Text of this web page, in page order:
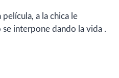
a la chica le
interpone dando la vida .